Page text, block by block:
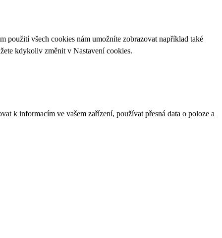
použití všech cookies nám umožníte zobrazovat například také
kdykoliv změnit v Nastavení cookies.
k informacím ve vašem zařízení, používat přesná data o poloze a